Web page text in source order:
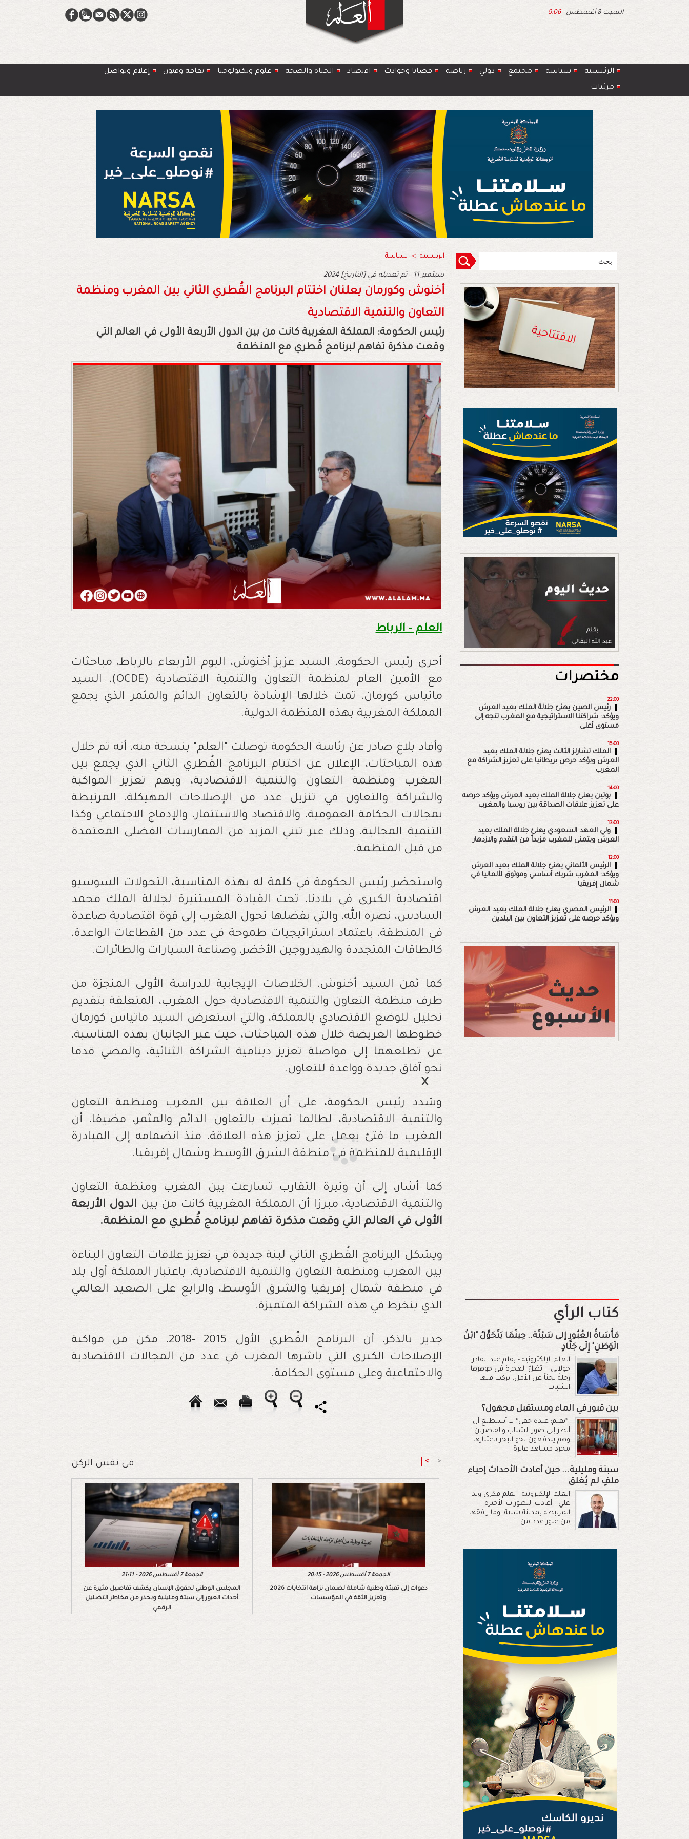
السبت 8 أغسطس 9:06
الرئيسية سياسة مجتمع دولي رياضة قضايا وحوادث اﻗﺗﺻﺎد الحياة والصحة ﻋﻠوم وتكنولوجيا ﺛﻘﺎﻓﺔ وﻓﻧون
إعلام وتواصل
مرئيات
الرئيسية > سياسة
2024 سبتمبر 11 - تم تعديله في [التاريخ]
أخنوش وكورمان يعلنان اختتام البرنامج القُطري الثاني بين المغرب ومنظمة
التعاون والتنمية الاقتصادية
رئيس الحكومة: المملكة المغربية كانت من بين الدول الأربعة الأولى في العالم التي
وقعت مذكرة تفاهم لبرنامج قُطري مع المنظمة
العلم - الرباط
أجرى رئيس الحكومة، السيد عزيز أخنوش، اليوم الأربعاء بالرباط، مباحثات
مع الأمين العام لمنظمة التعاون والتنمية الاقتصادية (OCDE)، السيد
ماتياس كورمان، تمت خلالها الإشادة بالتعاون الدائم والمثمر الذي يجمع
المملكة المغربية بهذه المنظمة الدولية.
وأفاد بلاغ صادر عن رئاسة الحكومة توصلت "العلم" بنسخة منه، أنه تم خلال
هذه المباحثات، الإعلان عن اختتام البرنامج القُطري الثاني الذي يجمع بين
المغرب ومنظمة التعاون والتنمية الاقتصادية، ويهم تعزيز المواكبة
والشراكة والتعاون في تنزيل عدد من الإصلاحات المهيكلة، المرتبطة
بمجالات الحكامة العمومية، والاقتصاد والاستثمار، والإدماج الاجتماعي وكذا
التنمية المجالية، وذلك عبر تبني المزيد من الممارسات الفضلى المعتمدة
من قبل المنظمة.
واستحضر رئيس الحكومة في كلمة له بهذه المناسبة، التحولات السوسيو
اقتصادية الكبرى في بلادنا، تحت القيادة المستنيرة لجلالة الملك محمد
السادس، نصره الله، والتي بفضلها تحول المغرب إلى قوة اقتصادية صاعدة
في المنطقة، باعتماد استراتيجيات طموحة في عدد من القطاعات الواعدة،
كالطاقات المتجددة والهيدروجين الأخضر، وصناعة السيارات والطائرات.
كما ثمن السيد أخنوش، الخلاصات الإيجابية للدراسة الأولى المنجزة من
طرف منظمة التعاون والتنمية الاقتصادية حول المغرب، المتعلقة بتقديم
تحليل للوضع الاقتصادي بالمملكة، والتي استعرض السيد ماتياس كورمان
خطوطها العريضة خلال هذه المباحثات، حيث عبر الجانبان بهذه المناسبة،
عن تطلعهما إلى مواصلة تعزيز دينامية الشراكة الثنائية، والمضي قدما
نحو آفاق جديدة وواعدة للتعاون.
وشدد رئيس الحكومة، على أن العلاقة بين المغرب ومنظمة التعاون
والتنمية الاقتصادية، لطالما تميزت بالتعاون الدائم والمثمر، مضيفا، أن
المغرب ما فتئ يعمل على تعزيز هذه العلاقة، منذ انضمامه إلى المبادرة
الإقليمية للمنظمة في منطقة الشرق الأوسط وشمال إفريقيا.
كما أشار، إلى أن وتيرة التقارب تسارعت بين المغرب ومنظمة التعاون
والتنمية الاقتصادية، مبرزا أن المملكة المغربية كانت من بين الدول الأربعة
الأولى في العالم التي وقعت مذكرة تفاهم لبرنامج قُطري مع المنظمة.
ويشكل البرنامج القُطري الثاني لبنة جديدة في تعزيز علاقات التعاون البناءة
بين المغرب ومنظمة التعاون والتنمية الاقتصادية، باعتبار المملكة أول بلد
في منطقة شمال إفريقيا والشرق الأوسط، والرابع على الصعيد العالمي
الذي ينخرط في هذه الشراكة المتميزة.
جدير بالذكر، أن البرنامج القُطري الأول 2015 -2018، مكن من مواكبة
الإصلاحات الكبرى التي باشرها المغرب في عدد من المجالات الاقتصادية
والاجتماعية وعلى مستوى الحكامة.
في نفس الركن < >
الجمعة 7 أغسطس 2026 - 21:11
المجلس الوطني لحقوق الإنسان يكشف تفاصيل مثيرة عن
أحداث العبور إلى سبتة ومليلية ويحذر من مخاطر التضليل
الرقمي
الجمعة 7 أغسطس 2026 - 20:15
دعوات إلى تعبئة وطنية شاملة لضمان نزاهة انتخابات 2026
وتعزيز الثقة في المؤسسات
مختصرات
22:00
رئيس الصين يهنئ جلالة الملك بعيد العرش
ويؤكد: شراكتنا الاستراتيجية مع المغرب تتجه إلى
مستوى أعلى
15:00
الملك تشارلز الثالث يهنئ جلالة الملك بعيد
العرش ويؤكد حرص بريطانيا على تعزيز الشراكة مع
المغرب
14:00
بوتين يهنئ جلالة الملك بعيد العرش ويؤكد حرصه
على تعزيز علاقات الصداقة بين روسيا والمغرب
13:00
ولي العهد السعودي يهنئ جلالة الملك بعيد
العرش ويتمنى للمغرب مزيداً من التقدم والازدهار
12:00
الرئيس الألماني يهنئ جلالة الملك بعيد العرش
ويؤكد: المغرب شريك أساسي وموثوق لألمانيا في
شمال إفريقيا
11:00
الرئيس المصري يهنئ جلالة الملك بعيد العرش
ويؤكد حرصه على تعزيز التعاون بين البلدين
كتاب الرأي
مَأْسَاةُ العُبُورِ إلى سَبْتَة.. حِينَمَا يَتَحَوَّلُ "ابْنُ
الْوَطَنِ" إِلَى جَلَّادٍ
العلم الإلكترونية - بقلم عبد القادر
خولاني تظلّ الهجرة في جوهرها
رحلةً بحثاً عن الأمل، يركب فيها
الشباب
بين قبور في الماء ومستقبل مجهول؟
*بقلم: عبده حقي* لا أستطيع أن
أنظر إلى صور الشباب والقاصرين
وهم يندفعون نحو البحر باعتبارها
مجرد مشاهد عابرة
سبتة ومليلية... حين أعادت الأحداث إحياء
ملفٍ لم يُغلق
العلم الإلكترونية - بقلم فكري ولد
علي أعادت التطورات الأخيرة
المرتبطة بمدينة سبتة، وما رافقها
من عبور عدد من